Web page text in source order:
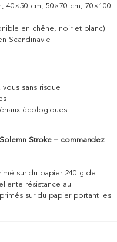
40×50 cm, 50×70 cm, 70×100
en chêne, noir et blanc)
Scandinavie
sans risque
écologiques
Stroke – commandez
sur du papier 240 g de
résistance au
sur du papier portant les